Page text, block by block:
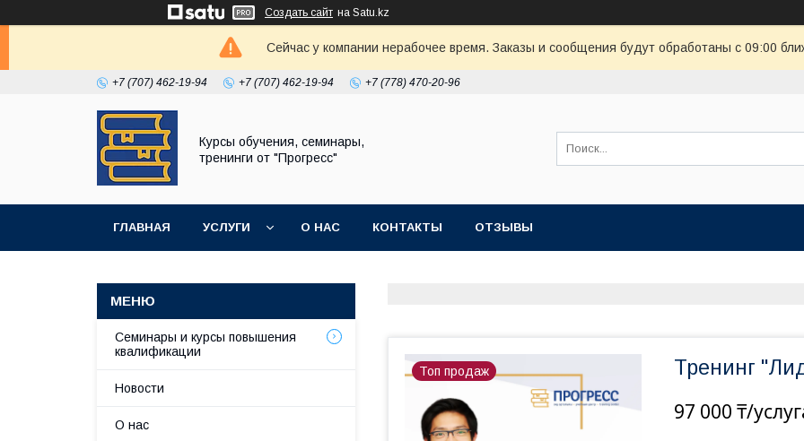
Создать сайт на Satu.kz
Сейчас у компании нерабочее время. Заказы и сообщения будут обработаны с 09:00
+7 (707) 462-19-94 +7 (707) 462-19-94 +7 (778) 470-20-96
Курсы обучения, семинары,
тренинги от "Прогресс"
ГЛАВНАЯ УСЛУГИ О НАС КОНТАКТЫ ОТЗЫВЫ
Топ продаж Тренинг
97 000 ₸/
Семинары и курсы повышения
квалификации
Новости
О нас